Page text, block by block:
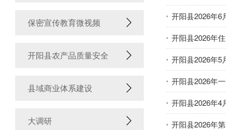
保密宣传教育微视频
开阳县农产品质量安全
县域商业体系建设
大调研
开阳县2026年6
开阳县2026年
开阳县2026年5
开阳县2026年
开阳县2026年4
开阳县2026年